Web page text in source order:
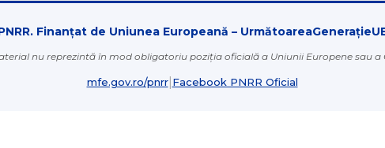
Finanțat de Uniunea Europeană –
nu reprezintă în mod obligatoriu poziția oficială a Uniunii Europene sau a
mfe.gov.ro/pnrr| Facebook PNRR Oficial